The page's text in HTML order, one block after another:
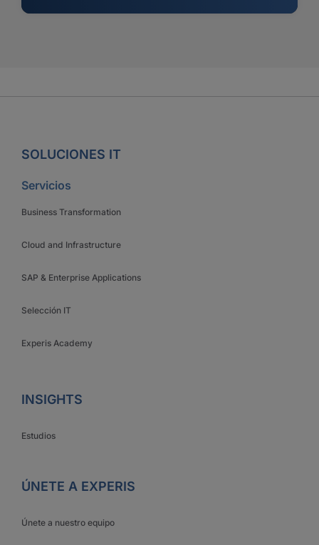
SOLUCIONES IT
Servicios
Business Transformation
Cloud and Infrastructure
SAP & Enterprise Applications
Selección IT
Experis Academy
INSIGHTS
Estudios
ÚNETE A EXPERIS
Únete a nuestro equipo